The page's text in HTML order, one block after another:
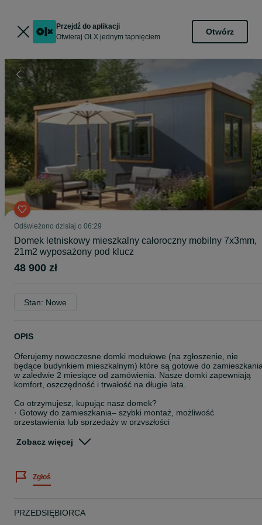
Przejdź do aplikacji
Otwieraj OLX jednym tapnięciem
Otwórz
Odświeżono dzisiaj o 06:29
Domek letniskowy mieszkalny całoroczny mobilny 7x3mm,
21m2 wyposażony pod klucz
48 900 zł
Stan: Nowe
OPIS
Oferujemy nowoczesne domki modułowe (na zgłoszenie, nie
będące budynkiem mieszkalnym) które są gotowe do
w zaledwie 2 miesiące od zamówienia. Nasze domki zapewniają
komfort, oszczędność i trwałość na długie lata.
Co otrzymujesz, kupując nasz domek?
· Gotowy do zamieszkania– szybki montaż, możliwość
przestawienia lub sprzedaży w przyszłości
zapewnia wysoką efektywność cieplną, zmniejszając koszty
· Wykończoną łazienkę – wyposażoną w prysznic, umywalkę, WC
oraz bojler
Zobacz więcej
Zgłoś
PRZEDSIĘBIORCA